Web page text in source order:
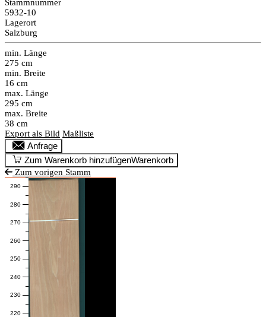
Stammnummer
5932-10
Lagerort
Salzburg
min. Länge
275 cm
min. Breite
16 cm
max. Länge
295 cm
max. Breite
38 cm
Export als Bild Maßliste
Anfrage
Zum Warenkorb hinzufügenWarenkorb
Zum vorigen Stamm
220
230
240
250
260
270
280
290